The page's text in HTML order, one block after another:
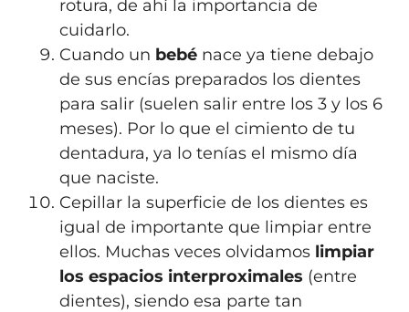
rotura, de ahí la importancia de
cuidarlo.
Cuando un bebé nace ya tiene debajo
de sus encías preparados los dientes
para salir (suelen salir entre los 3 y los 6
meses). Por lo que el cimiento de tu
dentadura, ya lo tenías el mismo día
que naciste.
Cepillar la superficie de los dientes es
igual de importante que limpiar entre
ellos. Muchas veces olvidamos limpiar
los espacios interproximales (entre
dientes), siendo esa parte tan